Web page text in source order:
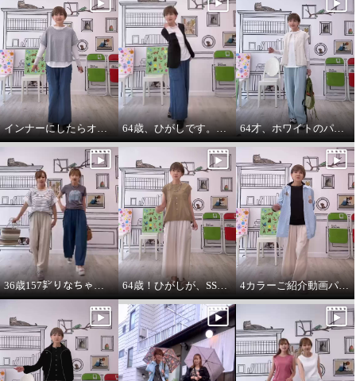
インナーにしたらオールシーズンいけます。インナーパーカー❤️ 64歳、ひがしです。わたしの時代は、やっぱりジャケットにパーカーを出す‼️ 64才、ホワイトのパーカーインナーはスタイリングに万能です。
36歳157㌢りなちゃんは60㌢丈、64歳163㌢のひがしは65㌢丈を履く 64歳！ひがしが、SSVのベスト最高！推し‼️コーデ 4カラーご紹介動画パーカー付きのインナーは、凄い使えます。